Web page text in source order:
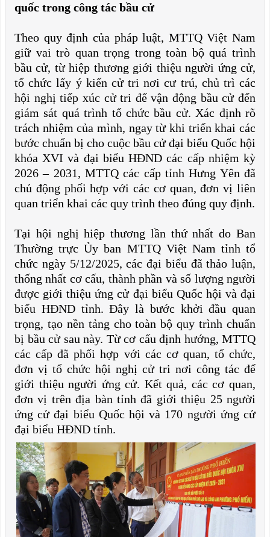
quốc trong công tác bầu cử
Theo quy định của pháp luật, MTTQ Việt Nam
giữ vai trò quan trọng trong toàn bộ quá trình
bầu cử, từ hiệp thương giới thiệu người ứng cử,
tổ chức lấy ý kiến cử tri nơi cư trú, chủ trì các
hội nghị tiếp xúc cử tri để vận động bầu cử đến
giám sát quá trình tổ chức bầu cử. Xác định rõ
trách nhiệm của mình, ngay từ khi triển khai các
bước chuẩn bị cho cuộc bầu cử đại biểu Quốc hội
khóa XVI và đại biểu HĐND các cấp nhiệm kỳ
2026 – 2031, MTTQ các cấp tỉnh Hưng Yên đã
chủ động phối hợp với các cơ quan, đơn vị liên
quan triển khai các quy trình theo đúng quy định.
Tại hội nghị hiệp thương lần thứ nhất do Ban
Thường trực Ủy ban MTTQ Việt Nam tỉnh tổ
chức ngày 5/12/2025, các đại biểu đã thảo luận,
thống nhất cơ cấu, thành phần và số lượng người
được giới thiệu ứng cử đại biểu Quốc hội và đại
biểu HĐND tỉnh. Đây là bước khởi đầu quan
trọng, tạo nền tảng cho toàn bộ quy trình chuẩn
bị bầu cử sau này. Từ cơ cấu định hướng, MTTQ
các cấp đã phối hợp với các cơ quan, tổ chức,
đơn vị tổ chức hội nghị cử tri nơi công tác để
giới thiệu người ứng cử. Kết quả, các cơ quan,
đơn vị trên địa bàn tỉnh đã giới thiệu 25 người
ứng cử đại biểu Quốc hội và 170 người ứng cử
đại biểu HĐND tỉnh.